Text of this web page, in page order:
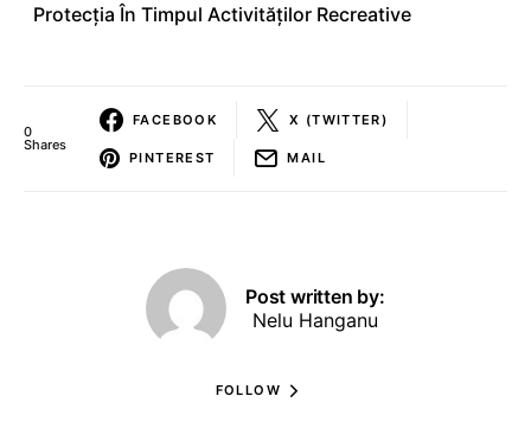
Protecția În Timpul Activităților Recreative
0
Shares
FACEBOOK X (TWITTER)
PINTEREST MAIL
Post written by:
Nelu Hanganu
FOLLOW